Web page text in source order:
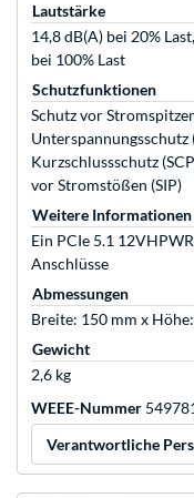
Lautstärke
14,8 dB(A) bei 20%
bei 100% Last
Schutzfunktionen
Schutz vor
Unterspannungsschutz
Kurzschlussschutz
vor Stromstößen (SIP)
Weitere Informationen
Ein PCIe 5.1
Anschlüsse
Abmessungen
Breite: 150 mm x
Gewicht
2,6 kg
WEEE-Nummer
Verantwortliche